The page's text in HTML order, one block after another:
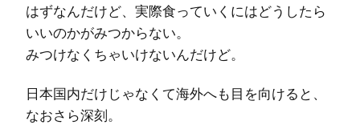
はずなんだけど、実際食っていくにはどうしたら
いいのかがみつからない。
みつけなくちゃいけないんだけど。
日本国内だけじゃなくて海外へも目を向けると、
なおさら深刻。